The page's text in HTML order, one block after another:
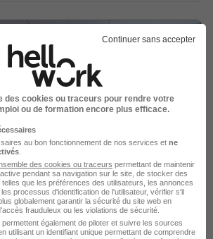
- Orléans 45 H/F
il y a 10 heures
Continuer sans accepter
des cookies ou traceurs pour rendre votre
ou de formation encore plus efficace.
au bon fonctionnement de nos services et ne
des cookies ou traceurs permettant de maintenir
pendant sa navigation sur le site, de stocker des
que les préférences des utilisateurs, les annonces
processus d'identification de l'utilisateur, vérifier s'il
globalement garantir la sécurité du site web en
frauduleux ou les violations de sécurité.
également de piloter et suivre les sources
utilisant un identifiant unique permettant de comprendre